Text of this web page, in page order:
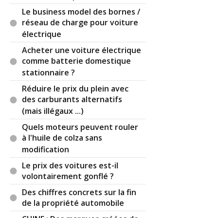
J’en avais parlé a un des product champion de
porsche qui avait présenté le systeme e turbo de
la 911 992.2 et il était d’accord avec moi. Toutes les
normes qui conduisent au downsizing
electrification etc von finir par flinguer les
bagnoles de ce genre, et la meilleure bagnole du
show room restait bel et bien la 911 gt3 rs avec
son moteur atmo
Il y a1réaction(s) sur ce commentaire :
ParAdmin
ADMINISTRATEUR DU SITE
(2025-12-18 14:29:58) : J'étais personnellement
fan de Ferrari, mais depuis 2015 j'ai
complètement décroché tellement je ne vois plus
rien d'attractif. Et ça continue d'empirer ...
En tout cas merci pour le partage de vos idées de
Le business model des bornes /
réseau de charge pour voiture
électrique
Acheter une voiture électrique
comme batterie domestique
stationnaire ?
Réduire le prix du plein avec
des carburants alternatifs
(mais illégaux ...)
Quels moteurs peuvent rouler
à l'huile de colza sans
modification
Le prix des voitures est-il
volontairement gonflé ?
Des chiffres concrets sur la fin
de la propriété automobile